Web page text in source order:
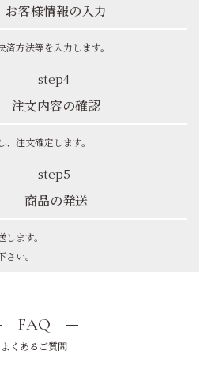
お客様情報の入力
済方法等を入力します。
step4
注文内容の確認
注文確定します。
step5
商品の発送
ます。
い。
FAQ
よくあるご質問